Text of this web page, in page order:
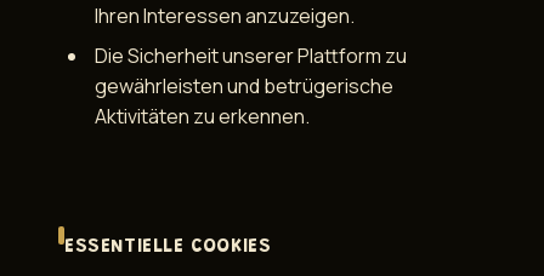
Ihren Interessen anzuzeigen.
Die Sicherheit unserer Plattform zu
gewährleisten und betrügerische
Aktivitäten zu erkennen.
ESSENTIELLE COOKIES